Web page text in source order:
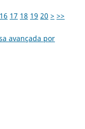
16 17 18 19 20 > >>
avançada por